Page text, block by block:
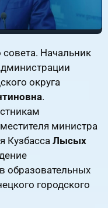
совета. Начальник
округа
.
министра
КузбассаЛысых
образовательных
городского